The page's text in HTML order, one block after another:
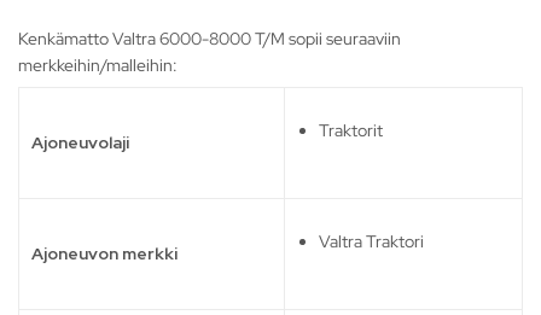
Kenkämatto Valtra 6000-8000 T/M sopii seuraaviin
merkkeihin/malleihin:
Ajoneuvolaji
Traktorit
Ajoneuvon merkki
Valtra Traktori